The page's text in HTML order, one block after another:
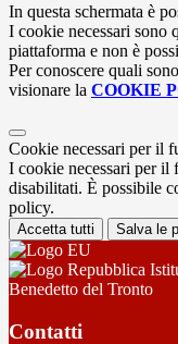
In questa schermata è
I cookie necessari sono
piattaforma e non è
Per conoscere quali
visionare la COOKIE
Cookie necessari per il
I cookie necessari per il
disabilitati. È possibile
policy.
Accetta tutti Salva le
Benedetto del Tronto
Contatti